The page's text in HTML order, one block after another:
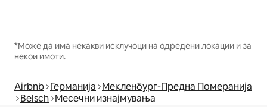
*Може да има некакви исклучоци на одредени локации и за
некои имоти.
Airbnb Германија Мекленбург-Предна Померанија
Belsch Месечни изнајмувања